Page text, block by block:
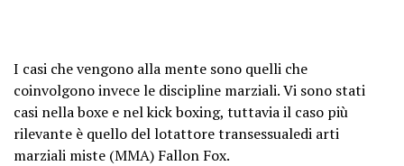
I casi che vengono alla mente sono quelli che
coinvolgono invece le discipline marziali. Vi sono stati
casi nella boxe e nel kick boxing, tuttavia il caso più
rilevante è quello del lotattore transessualedi arti
marziali miste (MMA) Fallon Fox.